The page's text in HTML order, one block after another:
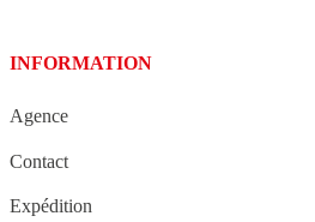
INFORMATION
Agence
Contact
Expédition